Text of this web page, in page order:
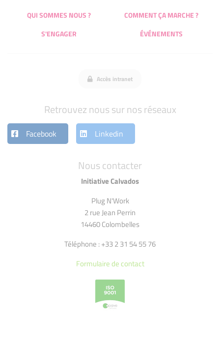
Nous contacter
Initiative Calvados
Plug N'Work
2 rue Jean Perrin
14460 Colombelles
Téléphone : +33 2 31 54 55 76
Formulaire de contact
QUI SOMMES NOUS ?
COMMENT ÇA MARCHE ?
S'ENGAGER
ÉVÉNEMENTS
Accès intranet
Retrouvez nous sur nos réseaux
Facebook Linkedin